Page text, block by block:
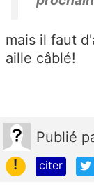
mais il faut
aille câblé!
Publié
!
citer